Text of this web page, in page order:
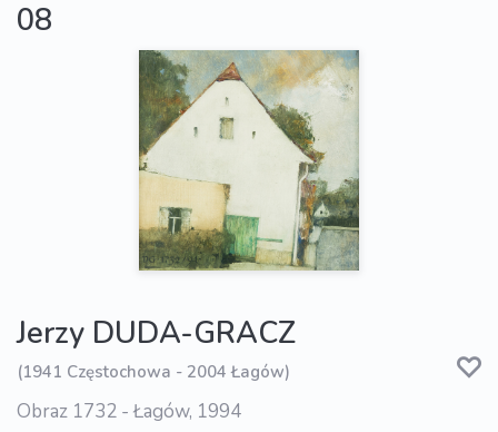
08
Jerzy DUDA-GRACZ
(1941 Częstochowa - 2004 Łagów)
Obraz 1732 - Łagów, 1994